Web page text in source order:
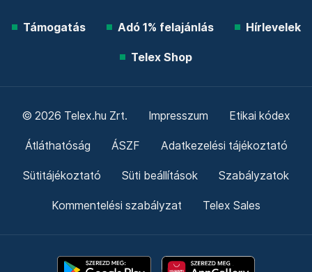
Támogatás Adó 1% felajánlás Hírlevelek
Telex Shop
© 2026 Telex.hu Zrt. Impresszum Etikai kódex
Átláthatóság ÁSZF Adatkezelési tájékoztató
Sütitájékoztató Süti beállítások Szabályzatok
Kommentelési szabályzat Telex Sales